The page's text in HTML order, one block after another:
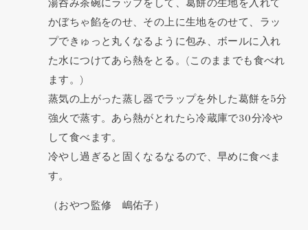
湯呑み茶碗にラップをして、葛餅の生地を入れて
かぼちゃ餡をのせ、その上に生地をのせて、ラッ
プできゅっと丸くなるように包み、ボールに入れ
た水につけてあら熱をとる。(このままでも食べれ
ます。)
蒸気の上がった蒸し器でラップを外した葛餅を5分
強火で蒸す。あら熱がとれたら冷蔵庫で30分冷や
して食べます。
冷やし過ぎると固くなるなるので、早めに食べま
す。
（おやつ監修 嶋佑子）